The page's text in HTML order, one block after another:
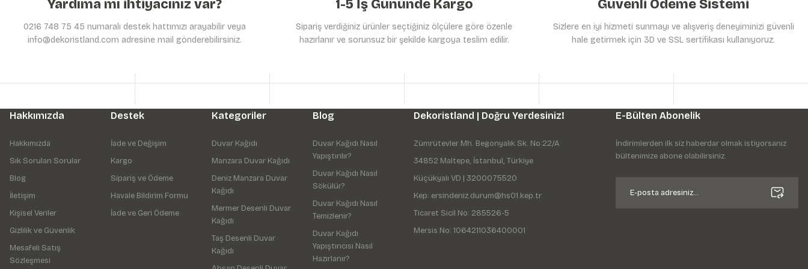
Gönder
Yardıma mı ihtiyacınız var?
0216 748 75 45 numaralı destek hattımızı arayabilir veya
info@dekoristland.com adresine mail gönderebilirsiniz.
1-5 İş Gününde Kargo
Sipariş verdiğiniz ürünler seçtiğiniz ölçülere göre özenle
hazırlanır ve sorunsuz bir şekilde kargoya teslim edilir.
Güvenli Ödeme Sistemi
Sizlere en iyi hizmeti sunmayı ve alışveriş deneyiminizi güvenli
hale getirmek için 3D ve SSL sertifikası kullanıyoruz.
Hakkımızda
Hakkımızda
Sık Sorulan Sorular
Blog
İletişim
Kişisel Veriler
Gizlilik ve Güvenlik
Mesafeli Satış
Sözleşmesi
Destek
İade ve Değişim
Kargo
Sipariş ve Ödeme
Havale Bildirim Formu
İade ve Geri Ödeme
Kategoriler
Duvar Kağıdı
Manzara Duvar Kağıdı
Deniz Manzara Duvar
Kağıdı
Mermer Desenli Duvar
Kağıdı
Taş Desenli Duvar
Kağıdı
Blog
Duvar Kağıdı Nasıl
Yapıştırılır?
Duvar Kağıdı Nasıl
Sökülür?
Duvar Kağıdı Nasıl
Temizlenir?
Duvar Kağıdı
Yapıştırıcısı Nasıl
Hazırlanır?
Dekoristland | Doğru Yerdesiniz!
Zümrütevler Mh. Begonyalık Sk. No:22/A
34852 Maltepe, İstanbul, Türkiye
Küçükyalı VD | 3200075520
Kep: ersindeniz.durum@hs01.kep.tr
Ticaret Sicil No: 285526-5
Mersis No: 1064211036400001
E-Bülten Abonelik
İndirimlerden ilk siz haberdar olmak istiyorsanız
bültenimize abone olabilirsiniz.